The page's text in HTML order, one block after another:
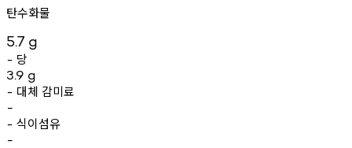
탄수화물
5.7 g
- 당
3.9 g
- 대체 감미료
-
- 식이섬유
-